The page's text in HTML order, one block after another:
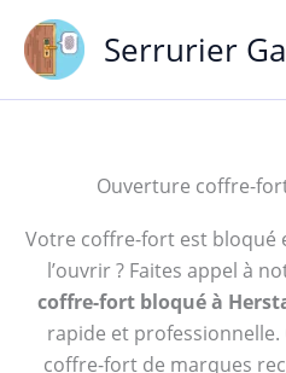
contenu
Serrurier
Ouverture coffre-
Votre coffre-fort est bloqué
l’ouvrir ? Faites appel à
coffre-fort bloqué à
rapide et professionnelle.
coffre-fort de marques